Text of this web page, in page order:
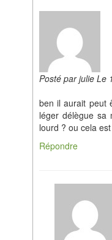
Posté par julie Le
ben il aurait peut
léger délègue sa
lourd ? ou cela
Répondre